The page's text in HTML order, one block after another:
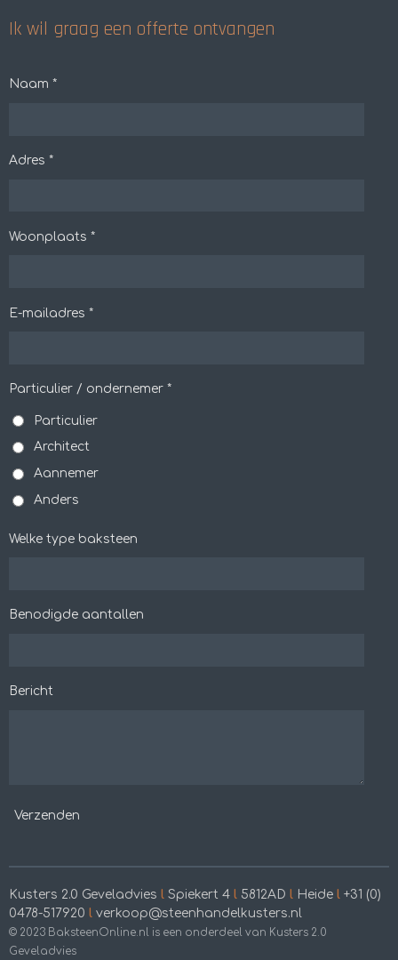
Ik wil graag een offerte ontvangen
Naam *
Adres *
Woonplaats *
E-mailadres *
Particulier / ondernemer *
Particulier
Architect
Aannemer
Anders
Welke type baksteen
Benodigde aantallen
Bericht
Verzenden
Kusters 2.0 Geveladvies l Spiekert 4 l 5812AD l Heide l +31 (0)
0478-517920 l verkoop@steenhandelkusters.nl
© 2023 BaksteenOnline.nl is een onderdeel van Kusters 2.0
Geveladvies